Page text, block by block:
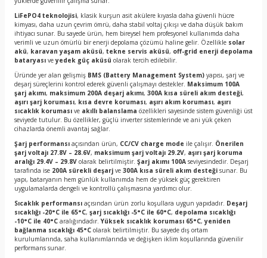
LiFePO4 teknolojisi, klasik kurşun asit akülere kıyasla daha güvenli hücre
kimyası, daha uzun çevrim ömrü, daha stabil voltaj çıkışı ve daha düşük bakım
ihtiyacı sunar. Bu sayede ürün, hem bireysel hem profesyonel kullanımda daha
verimli ve uzun ömürlü bir enerji depolama çözümü haline gelir. Özellikle solar
akü, karavan yaşam aküsü, tekne servis aküsü, off-grid enerji depolama
bataryası veyedek güç aküsü olarak tercih edilebilir.
Üründe yer alan gelişmiş BMS (Battery Management System) yapısı, şarj ve
deşarj süreçlerini kontrol ederek güvenli çalışmayı destekler. Maksimum 100A
şarj akımı, maksimum 200A deşarj akımı, 300A kısa süreli akım desteği,
aşırı şarj koruması, kısa devre koruması, aşırı akım koruması, aşırı
sıcaklık koruması ve akıllı balanslama özellikleri sayesinde sistem güvenliği üst
seviyede tutulur. Bu özellikler, güçlü inverter sistemlerinde ve ani yük çeken
cihazlarda önemli avantaj sağlar.
Şarj performansı açısından ürün, CC/CV charge mode ile çalışır. Önerilen
şarj voltajı 27.8V – 28.6V, maksimum şarj voltajı 29.2V, aşırı şarj koruma
aralığı 29.4V – 29.8V olarak belirtilmiştir. Şarj akımı 100A seviyesindedir. Deşarj
tarafında ise 200A sürekli deşarj ve 300A kısa süreli akım desteği sunar. Bu
yapı, bataryanın hem günlük kullanımda hem de yüksek güç gerektiren
uygulamalarda dengeli ve kontrollü çalışmasına yardımcı olur.
Sıcaklık performansı açısından ürün zorlu koşullara uygun yapıdadır. Deşarj
sıcaklığı -20°C ile 65°C, şarj sıcaklığı -5°C ile 60°C, depolama sıcaklığı
-10°C ile 40°C aralığındadır.Yüksek sıcaklık koruması 65°C,yeniden
bağlanma sıcaklığı 45°C olarak belirtilmiştir. Bu sayede dış ortam
kurulumlarında, saha kullanımlarında ve değişken iklim koşullarında güvenilir
performans sunar.